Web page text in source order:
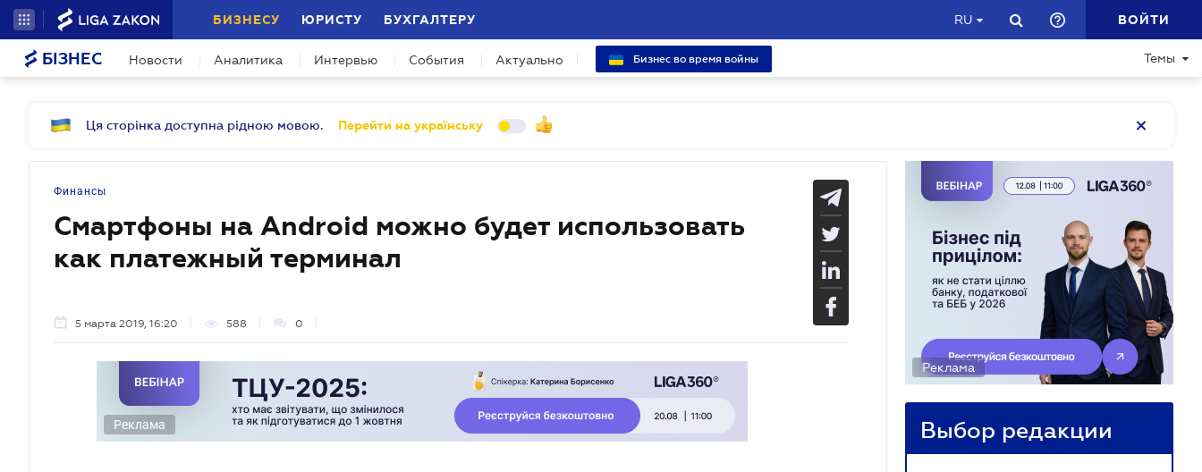
БИЗНЕСУ ЮРИСТУ БУХГАЛТЕРУ RU ВОЙТИ
БІЗНЕС Новости Аналитика Интервью События Актуально Бизнес во время войны Темы
Ця сторінка доступна рідною мовою. Перейти на українську
Финансы
Смартфоны на Android можно будет использовать
как платежный терминал
5 марта 2019, 16:20 588 0
Реклама
Реклама
Выбор редакции